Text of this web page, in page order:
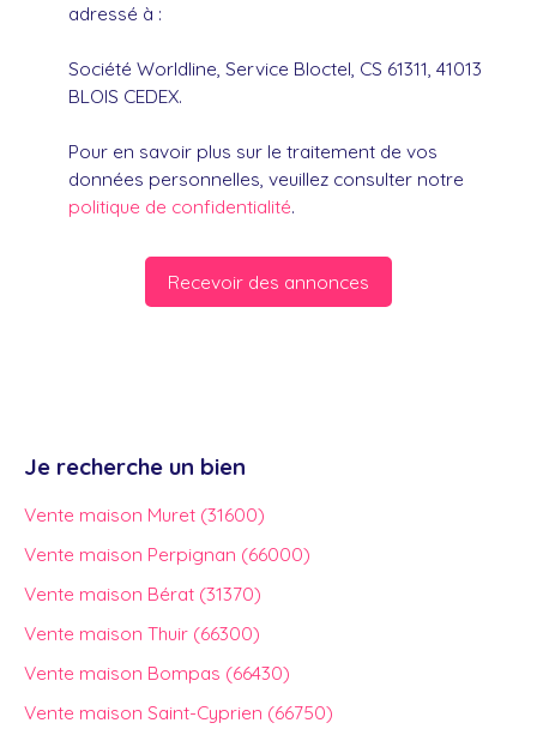
adressé à :
Société Worldline, Service Bloctel, CS 61311, 41013
BLOIS CEDEX.
Pour en savoir plus sur le traitement de vos
données personnelles, veuillez consulter notre
politique de confidentialité.
Recevoir des annonces
Je recherche un bien
Vente maison Muret (31600)
Vente maison Perpignan (66000)
Vente maison Bérat (31370)
Vente maison Thuir (66300)
Vente maison Bompas (66430)
Vente maison Saint-Cyprien (66750)